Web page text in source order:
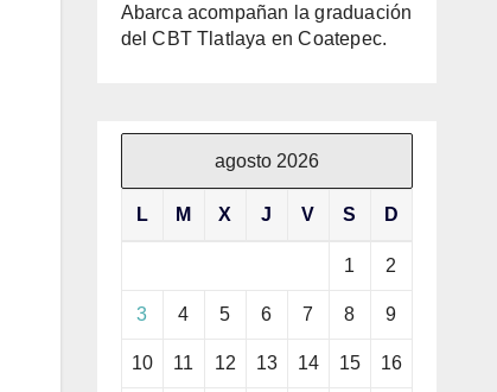
Abarca acompañan la graduación
del CBT Tlatlaya en Coatepec.
agosto 2026
L M X J V S D
1 2
3 4 5 6 7 8 9
10 11 12 13 14 15 16